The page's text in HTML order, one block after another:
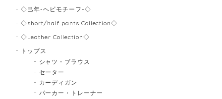
◇巳年-ヘビモチーフ-◇
◇short/half pants Collection◇
◇Leather Collection◇
トップス
シャツ・ブラウス
セーター
カーディガン
パーカー・トレーナー